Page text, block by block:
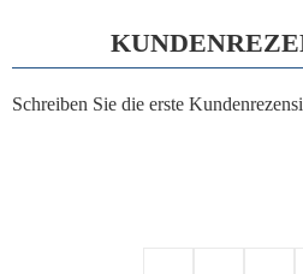
Schreiben Sie die erste